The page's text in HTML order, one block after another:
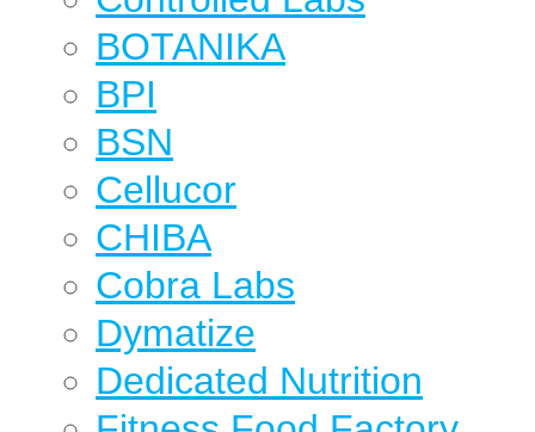
BOTANIKA
BPI
BSN
Cellucor
CHIBA
Cobra Labs
Dymatize
Dedicated Nutrition